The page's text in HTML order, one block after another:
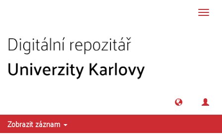
Zobrazit záznam